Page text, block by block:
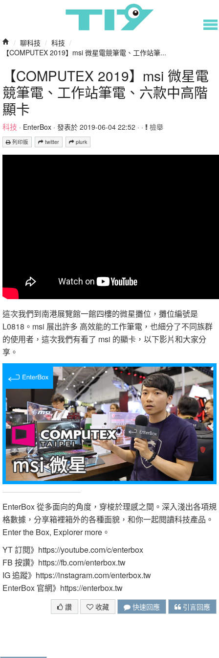
/ 聊科技 / 科技 /
【COMPUTEX 2019】msi 微星電競筆電、工作站筆...
【COMPUTEX 2019】msi 微星電
競筆電、工作站筆電、六款中高階
顯卡
科技 · EnterBox · 發表於 2019-06-04 22:52 · · 檢舉
列印版 twitter plurk
這次我們到南港展覽館一館四樓的微星攤位，攤位編號是
L0818。msi 展出許多 高效能的工作筆電，也細分了不同族群
的使用者，這次我們有看了 msi 的顯卡，以下影片和大家分
享。
EnterBox 從多面向的角度，穿梭於理感之間。深入淺出各項規
格數據，分享箱裡箱外的各種面貌，和你一起閱讀科技產品。
Enter the Box, Explorer more。
YT 訂閱》https://youtube.com/c/enterbox
FB 按讚》https://fb.com/enterbox.tw
IG 追蹤》https://instagram.com/enterbox.tw
EnterBox 官網》https://enterbox.tw
讚 收藏 快速回應 引言回應